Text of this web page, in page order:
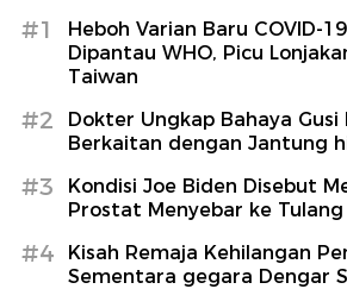
#1
Heboh Varian Baru COVID-
Dipantau WHO, Picu
Taiwan
#2
Dokter Ungkap Bahaya Gusi
Berkaitan dengan Jantung
#3
Kondisi Joe Biden Disebut
Prostat Menyebar ke Tulang
#4
Kisah Remaja Kehilangan
Sementara gegara Dengar